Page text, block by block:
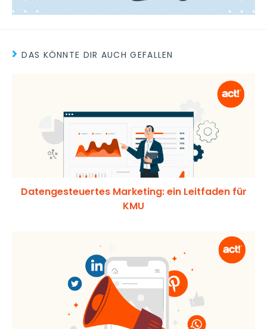
DAS KÖNNTE DIR AUCH GEFALLEN
Datengesteuertes Marketing: ein Leitfaden für
KMU